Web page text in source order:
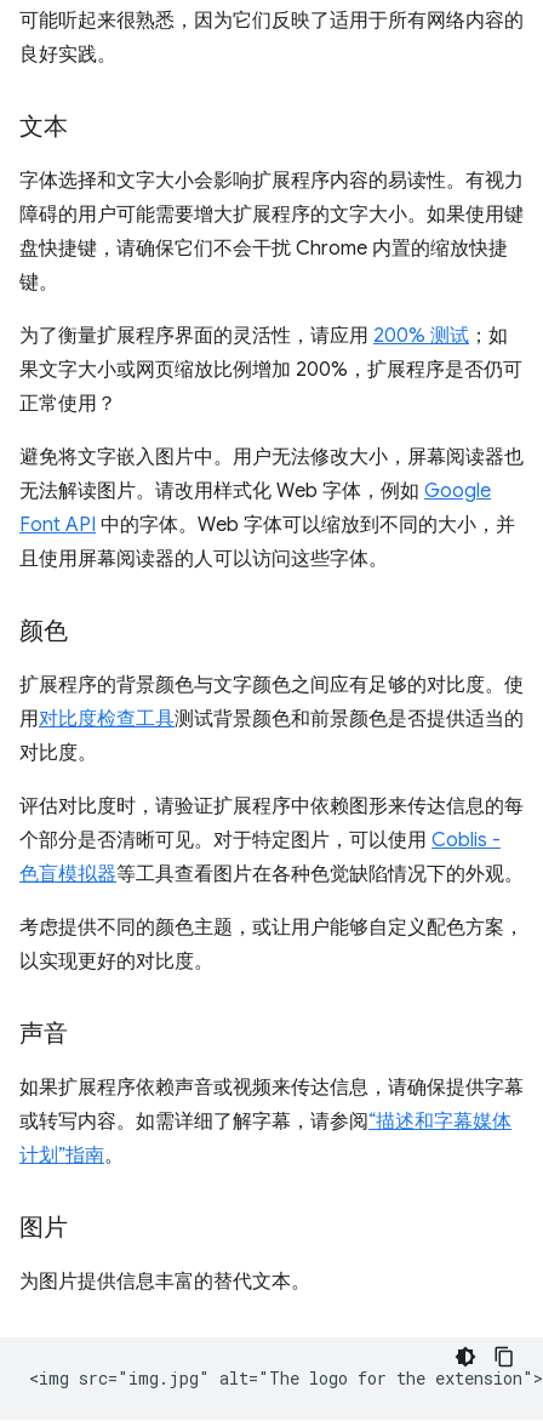
可能听起来很熟悉，因为它们反映了适用于所有网络内容的
良好实践。
文本
字体选择和文字大小会影响扩展程序内容的易读性。有视力
障碍的用户可能需要增大扩展程序的文字大小。如果使用键
盘快捷键，请确保它们不会干扰 Chrome 内置的缩放快捷
键。
为了衡量扩展程序界面的灵活性，请应用 200% 测试 ；如
果文字大小或网页缩放比例增加 200%，扩展程序是否仍可
正常使用？
避免将文字嵌入图片中。用户无法修改大小，屏幕阅读器也
无法解读图片。请改用样式化 Web 字体，例如 Google
Font API 中的字体。Web 字体可以缩放到不同的大小，并
且使用屏幕阅读器的人可以访问这些字体。
颜色
扩展程序的背景颜色与文字颜色之间应有足够的对比度。使
用对比度检查工具测试背景颜色和前景颜色是否提供适当的
对比度。
评估对比度时，请验证扩展程序中依赖图形来传达信息的每
个部分是否清晰可见。对于特定图片，可以使用 Coblis -
色盲模拟器等工具查看图片在各种色觉缺陷情况下的外观。
考虑提供不同的颜色主题，或让用户能够自定义配色方案，
以实现更好的对比度。
声音
如果扩展程序依赖声音或视频来传达信息，请确保提供字幕
或转写内容。如需详细了解字幕，请参阅“描述和字幕媒体
计划”指南。
图片
为图片提供信息丰富的替代文本。